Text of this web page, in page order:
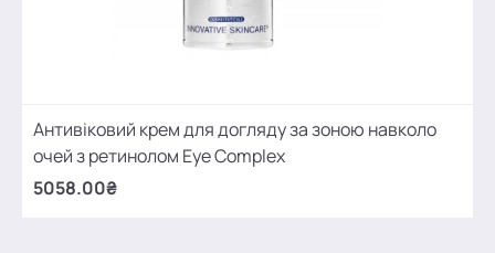
Антивіковий крем для догляду за зоною навколо
очей з ретинолом Eye Complex
5058.00₴